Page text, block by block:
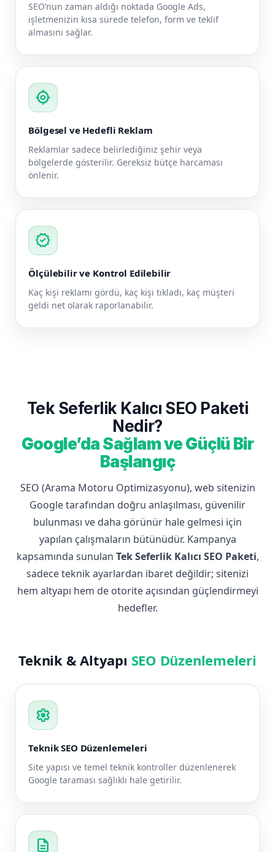
SEO’nun zaman aldığı noktada Google Ads,
işletmenizin kısa sürede telefon, form ve teklif
almasını sağlar.
my_location
Bölgesel ve Hedefli Reklam
Reklamlar sadece belirlediğiniz şehir veya
bölgelerde gösterilir. Gereksiz bütçe harcaması
önlenir.
verified
Ölçülebilir ve Kontrol Edilebilir
Kaç kişi reklamı gördü, kaç kişi tıkladı, kaç müşteri
geldi net olarak raporlanabilir.
Tek Seferlik Kalıcı SEO Paketi
Nedir?
Google’da Sağlam ve Güçlü Bir
Başlangıç
SEO (Arama Motoru Optimizasyonu), web sitenizin
Google tarafından doğru anlaşılması, güvenilir
bulunması ve daha görünür hale gelmesi için
yapılan çalışmaların bütünüdür. Kampanya
kapsamında sunulan Tek Seferlik Kalıcı SEO Paketi,
sadece teknik ayarlardan ibaret değildir; sitenizi
hem altyapı hem de otorite açısından güçlendirmeyi
hedefler.
Teknik & Altyapı SEO Düzenlemeleri
settings
Teknik SEO Düzenlemeleri
Site yapısı ve temel teknik kontroller düzenlenerek
Google taraması sağlıklı hale getirilir.
description